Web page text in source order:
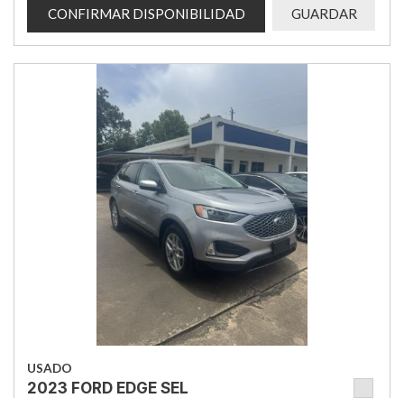
CONFIRMAR DISPONIBILIDAD GUARDAR
USADO
2023 FORD EDGE SEL